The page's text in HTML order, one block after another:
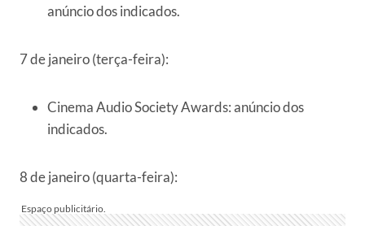
anúncio dos indicados.
7 de janeiro (terça-feira):
Cinema Audio Society Awards: anúncio dos
indicados.
8 de janeiro (quarta-feira):